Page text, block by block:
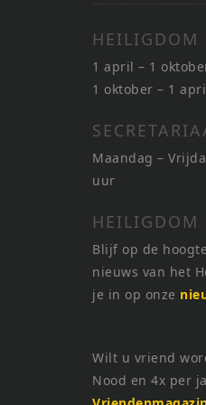
HEILIGDOM
1 april – 1
1 oktober – 1
Maandag –
uur
HEILIGDOM
Blijf op de
nieuws van het
je in op onze
Wilt u vriend
Nood en 4x per